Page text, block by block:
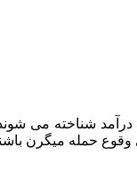
درآمد شناخته می‌
حمله میگرن